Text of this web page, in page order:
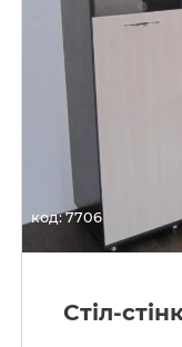
код: 7706
Стіл-